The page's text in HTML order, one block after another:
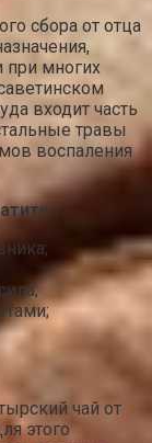
сбора от отца
при многих
входит часть
травы
воспаления
чай от
этого